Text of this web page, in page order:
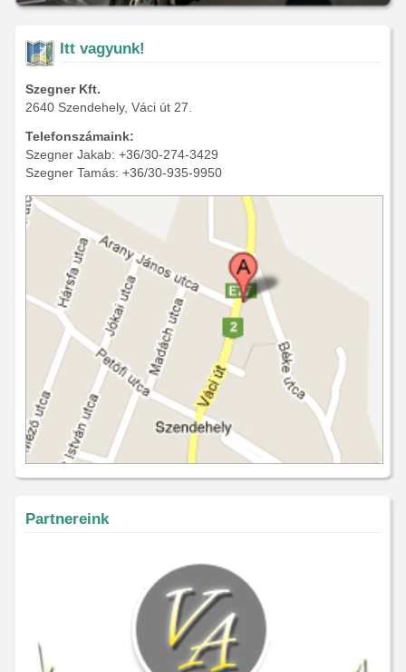
Itt vagyunk!
Szegner Kft.
2640 Szendehely, Váci út 27.
Telefonszámaink:
Szegner Jakab: +36/30-274-3429
Szegner Tamás: +36/30-935-9950
Partnereink